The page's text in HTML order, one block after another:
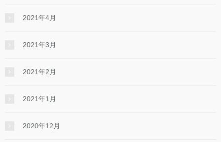
2021年4月
2021年3月
2021年2月
2021年1月
2020年12月